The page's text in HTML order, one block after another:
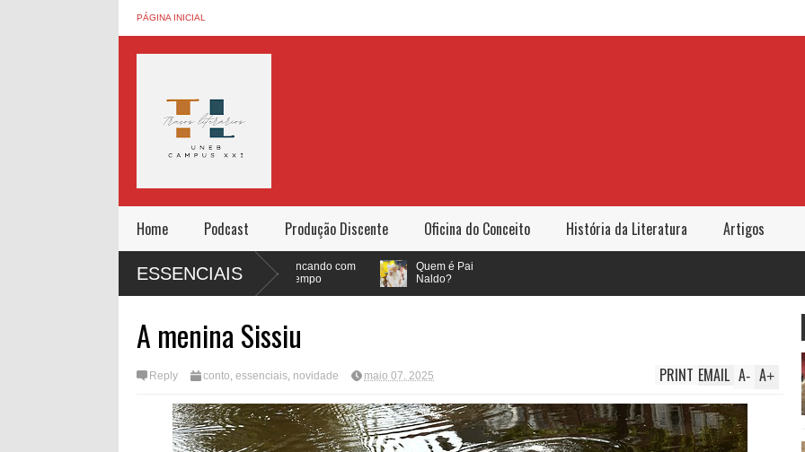
PÁGINA INICIAL
Home Podcast Produção Discente Oficina do Conceito História da Literatura Artigos
ESSENCIAIS
A III Jornada de Pesquisa
e Extensão do ( Campus
Colégio Estadual de Ipiau
Brincando com
o tempo
Quem é Pai
Naldo?
A menina Sissiu
Reply conto essenciais novidade maio 07, 2025 A+
A-
EMAIL
PRINT